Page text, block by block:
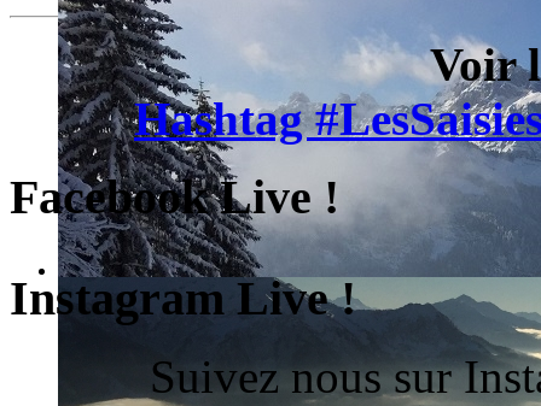
Voir
Hashtag
Facebook Live !
Instagram Live !
Suivez nous sur